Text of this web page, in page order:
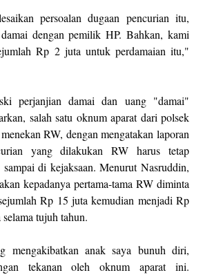
persoalan dugaan pencurian itu,
dengan pemilik HP. Bahkan, kami
Rp 2 juta untuk perdamaian itu,"
perjanjian damai dan uang "damai"
salah satu oknum aparat dari polsek
RW, dengan mengatakan laporan
yang dilakukan RW harus tetap
di kejaksaan. Menurut Nasruddin,
kepadanya pertama-tama RW diminta
Rp 15 juta kemudian menjadi Rp
tujuh tahun.
mengakibatkan anak saya bunuh diri,
tekanan oleh oknum aparat ini.